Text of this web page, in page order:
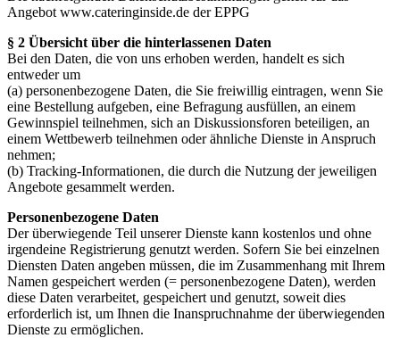
Angebot www.cateringinside.de der EPPG
§ 2 Übersicht über die hinterlassenen Daten
Bei den Daten, die von uns erhoben werden, handelt es sich
entweder um
(a) personenbezogene Daten, die Sie freiwillig eintragen, wenn Sie
eine Bestellung aufgeben, eine Befragung ausfüllen, an einem
Gewinnspiel teilnehmen, sich an Diskussionsforen beteiligen, an
einem Wettbewerb teilnehmen oder ähnliche Dienste in Anspruch
nehmen;
(b) Tracking-Informationen, die durch die Nutzung der jeweiligen
Angebote gesammelt werden.
Personenbezogene Daten
Der überwiegende Teil unserer Dienste kann kostenlos und ohne
irgendeine Registrierung genutzt werden. Sofern Sie bei einzelnen
Diensten Daten angeben müssen, die im Zusammenhang mit Ihrem
Namen gespeichert werden (= personenbezogene Daten), werden
diese Daten verarbeitet, gespeichert und genutzt, soweit dies
erforderlich ist, um Ihnen die Inanspruchnahme der überwiegenden
Dienste zu ermöglichen.